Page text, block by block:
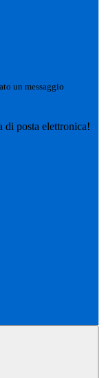
un messaggio
di posta elettronica!